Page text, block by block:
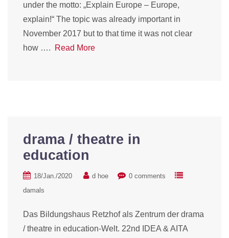
under the motto: „Explain Europe – Europe,
explain!“ The topic was already important in
November 2017 but to that time it was not clear
how ….
Read More
drama / theatre in
education
18/Jan./2020 d hoe
0 comments
damals
Das Bildungshaus Retzhof als Zentrum der drama
/ theatre in education-Welt. 22nd IDEA & AITA